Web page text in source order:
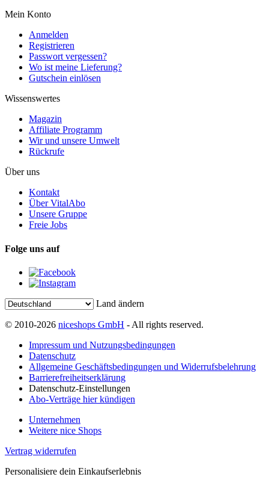
Mein Konto
Anmelden
Registrieren
Passwort vergessen?
Wo ist meine Lieferung?
Gutschein einlösen
Wissenswertes
Magazin
Affiliate Programm
Wir und unsere Umwelt
Rückrufe
Über uns
Kontakt
Über VitalAbo
Unsere Gruppe
Freie Jobs
Folge uns auf
Land ändern
© 2010-2026 niceshops GmbH - All rights reserved.
Impressum und Nutzungsbedingungen
Datenschutz
Allgemeine Geschäftsbedingungen und Widerrufsbelehrung
Barrierefreiheitserklärung
Datenschutz-Einstellungen
Abo-Verträge hier kündigen
Unternehmen
Weitere nice Shops
Vertrag widerrufen
Personalisiere dein Einkaufserlebnis